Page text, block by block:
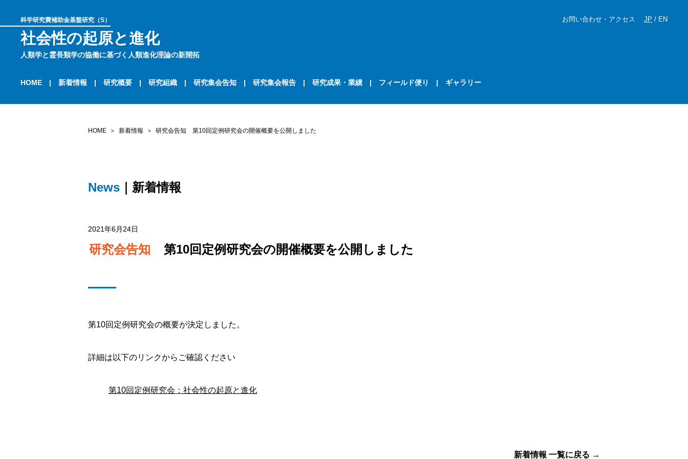
科学研究費補助金基盤研究（S）
社会性の起原と進化
人類学と霊長類学の協働に基づく人類進化理論の新開拓
HOME 新着情報 研究概要 研究組織 研究集会告知 研究集会報告 研究成果・業績 フィールド便り ギャラリー
お問い合わせ・アクセス JP / EN
HOME 新着情報 研究会告知 第10回定例研究会の開催概要を公開しました
News ｜新着情報
2021年6月24日
研究会告知 第10回定例研究会の開催概要を公開しました
第10回定例研究会の概要が決定しました。
詳細は以下のリンクからご確認ください
第10回定例研究会：社会性の起原と進化
新着情報 一覧に戻る →